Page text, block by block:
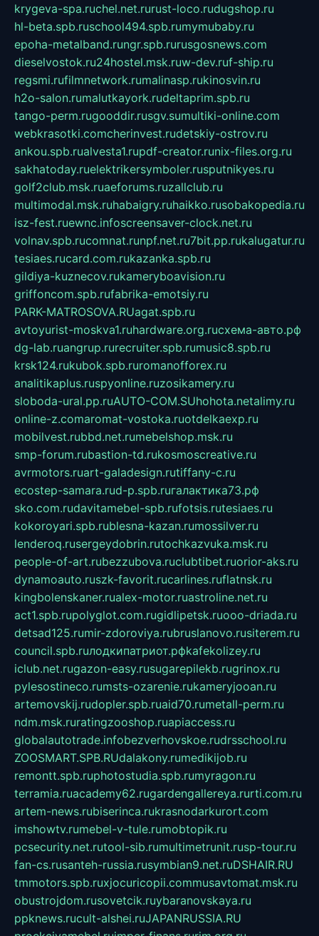
krygeva-spa.ruchel.net.rurust-loco.rudugshop.ru
hl-beta.spb.ruschool494.spb.rumymubaby.ru
epoha-metalband.rungr.spb.rurusgosnews.com
dieselvostok.ru24hostel.msk.ruw-dev.ruf-ship.ru
regsmi.rufilmnetwork.rumalinasp.rukinosvin.ru
h2o-salon.rumalutkayork.rudeltaprim.spb.ru
tango-perm.rugooddir.rusgv.sumultiki-online.com
webkrasotki.comcherinvest.rudetskiy-ostrov.ru
ankou.spb.rualvesta1.rupdf-creator.runix-files.org.ru
sakhatoday.ruelektrikersymboler.rusputnikyes.ru
golf2club.msk.ruaeforums.ruzallclub.ru
multimodal.msk.ruhabaigry.ruhaikko.rusobakopedia.ru
isz-fest.ruewnc.infoscreensaver-clock.net.ru
volnav.spb.rucomnat.runpf.net.ru7bit.pp.rukalugatur.ru
tesiaes.rucard.com.rukazanka.spb.ru
gildiya-kuznecov.rukameryboavision.ru
griffoncom.spb.rufabrika-emotsiy.ru
PARK-MATROSOVA.RUagat.spb.ru
avtoyurist-moskva1.ruhardware.org.ruсхема-авто.рф
dg-lab.ruangrup.rurecruiter.spb.rumusic8.spb.ru
krsk124.rukubok.spb.ruromanofforex.ru
analitikaplus.ruspyonline.ruzosikamery.ru
sloboda-ural.pp.ruAUTO-COM.SUhohota.netalimy.ru
online-z.comaromat-vostoka.ruotdelkaexp.ru
mobilvest.rubbd.net.rumebelshop.msk.ru
smp-forum.rubastion-td.rukosmoscreative.ru
avrmotors.ruart-galadesign.rutiffany-c.ru
ecostep-samara.rud-p.spb.ruгалактика73.рф
sko.com.rudavitamebel-spb.rufotsis.rutesiaes.ru
kokoroyari.spb.rublesna-kazan.rumossilver.ru
lenderoq.rusergeydobrin.rutochkazvuka.msk.ru
people-of-art.rubezzubova.ruclubtibet.ruorior-aks.ru
dynamoauto.ruszk-favorit.rucarlines.ruflatnsk.ru
kingbolenskaner.rualex-motor.ruastroline.net.ru
act1.spb.rupolyglot.com.rugidlipetsk.ruooo-driada.ru
detsad125.rumir-zdoroviya.rubruslanovo.rusiterem.ru
council.spb.ruлодкипатриот.рфkafekolizey.ru
iclub.net.rugazon-easy.rusugarepilekb.rugrinox.ru
pylesostineco.rumsts-ozarenie.rukameryjooan.ru
artemovskij.rudopler.spb.ruaid70.rumetall-perm.ru
ndm.msk.ruratingzooshop.ruapiaccess.ru
globalautotrade.infobezverhovskoe.rudrsschool.ru
ZOOSMART.SPB.RUdalakony.rumedikijob.ru
remontt.spb.ruphotostudia.spb.rumyragon.ru
terramia.ruacademy62.rugardengallereya.rurti.com.ru
artem-news.rubiserinca.rukrasnodarkurort.com
imshowtv.rumebel-v-tule.rumobtopik.ru
pcsecurity.net.rutool-sib.rumultimetrunit.rusp-tour.ru
fan-cs.rusanteh-russia.rusymbian9.net.ruDSHAIR.RU
tmmotors.spb.ruxjocuricopii.commusavtomat.msk.ru
obustrojdom.rusovetcik.ruybaranovskaya.ru
ppknews.rucult-alshei.ruJAPANRUSSIA.RU